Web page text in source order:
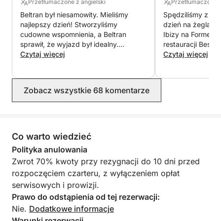
się z nami już dziś za pośrednictwem Click&Boat i
zarezerwuj swoją prywatną i autentyczną przygodę
żeglarską.
Przetłumaczone z angielski
Beltran był niesamowity. Mieliśmy
najlepszy dzień! Stworzyliśmy
cudowne wspomnienia, a Beltran
sprawił, że wyjazd był idealny.
Zdecydowanie zarezerwowalibyśmy
Czytaj więcej
Przetłumaczone
Spędziliśmy z
dzień na
Ibizy na
restauracji Beso
zanurzyliśmy się
Czytaj więcej
Zobacz wszystkie 68 komentarze
Co warto wiedzieć
Polityka anulowania
Zwrot 70% kwoty przy rezygnacji do 10 dni przed
rozpoczęciem czarteru, z wyłączeniem opłat
serwisowych i prowizji.
Prawo do odstąpienia od tej rezerwacji:
Nie. Dodatkowe informacje